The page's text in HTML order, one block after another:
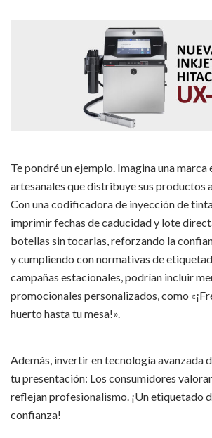
Te pondré un ejemplo. Imagina una marca
artesanales que distribuye sus productos
Con una codificadora de inyección de
imprimir fechas de caducidad y lote
botellas sin tocarlas, reforzando la
y cumpliendo con normativas de
campañas estacionales, podrían incluir
promocionales personalizados, como
huerto hasta tu mesa!».
Además, invertir en tecnología avanzada
tu presentación: Los consumidores
reflejan profesionalismo. ¡Un etiquetado
confianza!